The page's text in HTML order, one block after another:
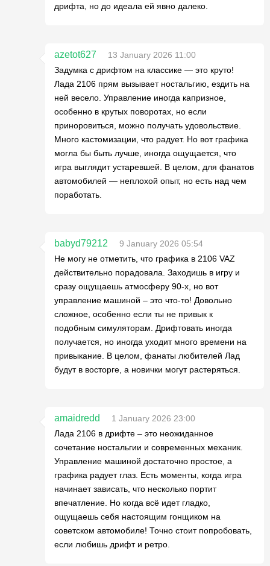
дрифта, но до идеала ей явно далеко.
azetot627
13 January 2026 11:00
Задумка с дрифтом на классике — это круто!
Лада 2106 прям вызывает ностальгию, ездить на
ней весело. Управление иногда капризное,
особенно в крутых поворотах, но если
приноровиться, можно получать удовольствие.
Много кастомизации, что радует. Но вот графика
могла бы быть лучше, иногда ощущается, что
игра выглядит устаревшей. В целом, для фанатов
автомобилей — неплохой опыт, но есть над чем
поработать.
babyd79212
9 January 2026 05:54
Не могу не отметить, что графика в 2106 VAZ
действительно порадовала. Заходишь в игру и
сразу ощущаешь атмосферу 90-х, но вот
управление машиной – это что-то! Довольно
сложное, особенно если ты не привык к
подобным симуляторам. Дрифтовать иногда
получается, но иногда уходит много времени на
привыкание. В целом, фанаты любителей Лад
будут в восторге, а новички могут растеряться.
amaidredd
1 January 2026 23:00
Лада 2106 в дрифте – это неожиданное
сочетание ностальгии и современных механик.
Управление машиной достаточно простое, а
графика радует глаз. Есть моменты, когда игра
начинает зависать, что несколько портит
впечатление. Но когда всё идет гладко,
ощущаешь себя настоящим гонщиком на
советском автомобиле! Точно стоит попробовать,
если любишь дрифт и ретро.